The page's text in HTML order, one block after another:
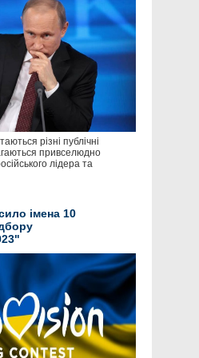
різні публічні
привселюдно
лідера та
імена 10